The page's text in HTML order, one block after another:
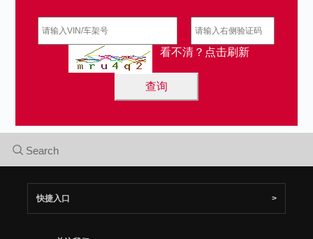
看不清？点击刷新
查询